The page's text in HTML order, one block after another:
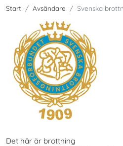
Start Avsändare Svenska
Det här är brottning